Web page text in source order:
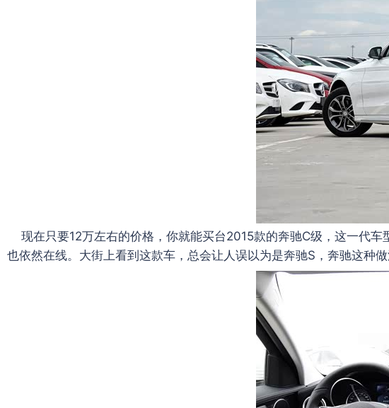
现在只要12万左右的价格，你就能买台2015款的奔驰C级，这一代车
也依然在线。大街上看到这款车，总会让人误以为是奔驰S，奔驰这种